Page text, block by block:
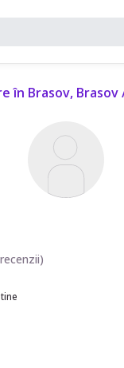
în Brasov, Brasov
)